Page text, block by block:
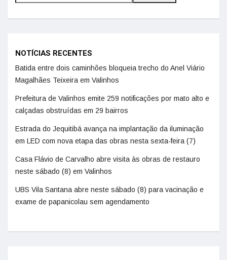
NOTÍCIAS RECENTES
Batida entre dois caminhões bloqueia trecho do Anel Viário
Magalhães Teixeira em Valinhos
Prefeitura de Valinhos emite 259 notificações por mato alto e
calçadas obstruídas em 29 bairros
Estrada do Jequitibá avança na implantação da iluminação
em LED com nova etapa das obras nesta sexta-feira (7)
Casa Flávio de Carvalho abre visita às obras de restauro
neste sábado (8) em Valinhos
UBS Vila Santana abre neste sábado (8) para vacinação e
exame de papanicolau sem agendamento